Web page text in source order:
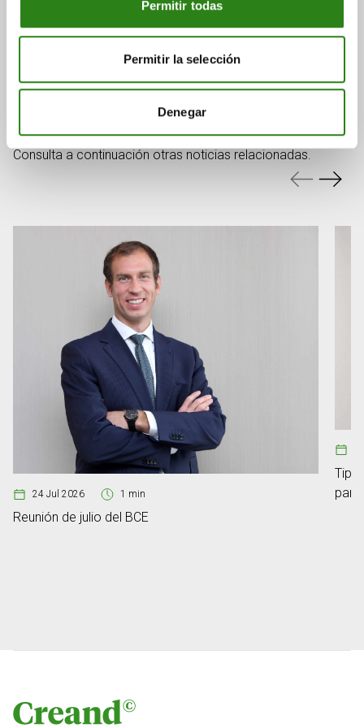
Permitir todas
Permitir la selección
Denegar
También puede
interesarte
Consulta a continuación otras noticias relacionadas.
24 Jul 2026 1 min
Reunión de julio del BCE